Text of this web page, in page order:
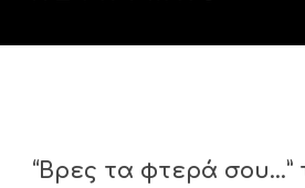
“Βρες τα φτερά σου…”